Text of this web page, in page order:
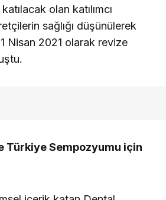
olan katılımcı
sağlığı düşünülerek
Nisan 2021 olarak revize
Türkiye Sempozyumu için